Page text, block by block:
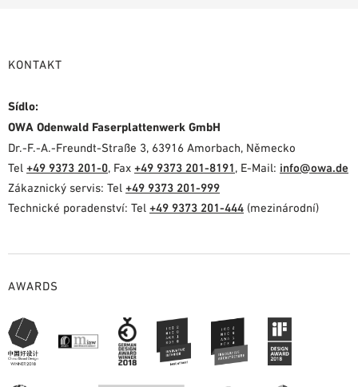
KONTAKT
Sídlo:
OWA Odenwald Faserplattenwerk GmbH
Dr.-F.-A.-Freundt-Straße 3, 63916 Amorbach, Německo
Tel +49 9373 201-0, Fax +49 9373 201-8191, E-Mail: info@owa.de
Zákaznický servis: Tel +49 9373 201-999
Technické poradenství: Tel +49 9373 201-444 (mezinárodní)
AWARDS